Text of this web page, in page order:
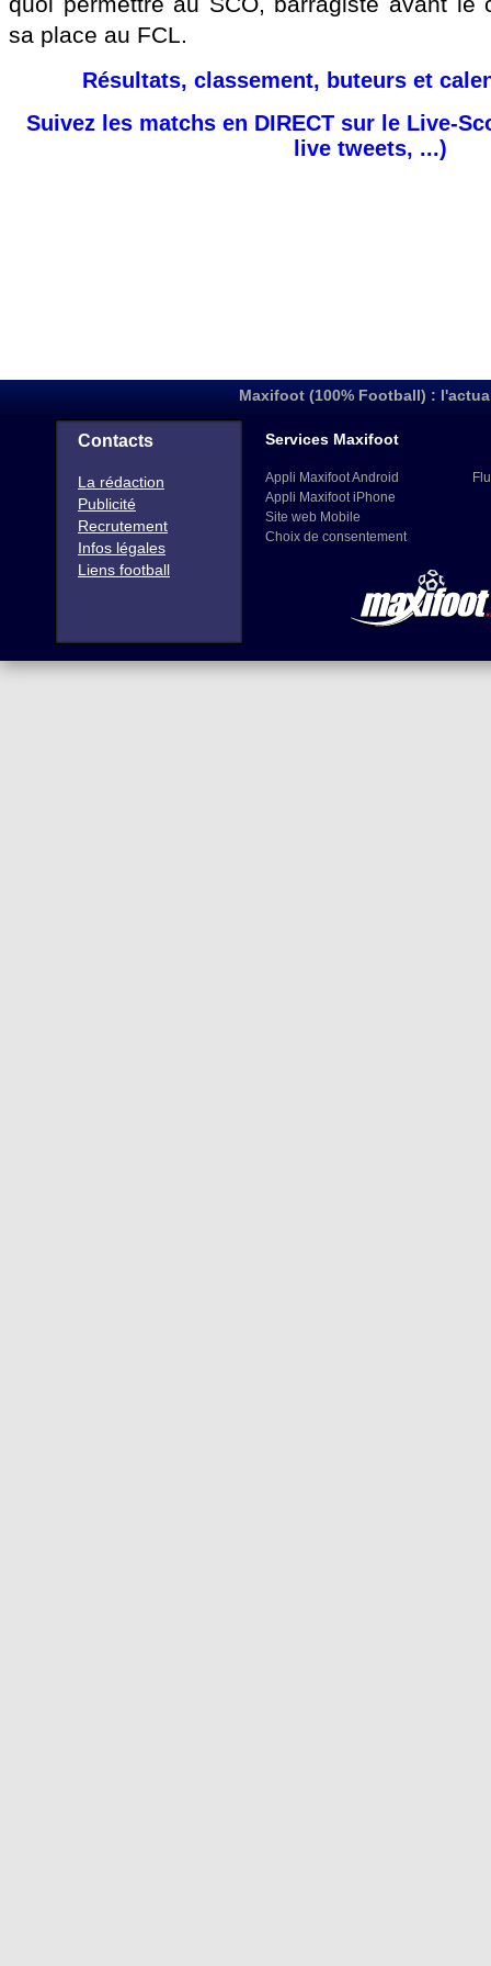
sa place au FCL.
Résultats, classement, buteurs et
Suivez les matchs en DIRECT sur le Live-
live tweets, ...)
Maxifoot (100% Football) :
Contacts
La rédaction
Publicité
Recrutement
Infos légales
Liens football
Services Maxifoot
Appli Maxifoot Android
Appli Maxifoot iPhone
Site web Mobile
Choix de consentement